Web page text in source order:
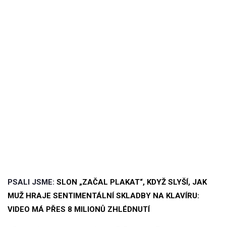
PSALI JSME: SLON „ZAČAL PLAKAT“, KDYŽ SLYŠÍ, JAK
MUŽ HRAJE SENTIMENTÁLNÍ SKLADBY NA KLAVÍRU:
VIDEO MÁ PŘES 8 MILIONŮ ZHLÉDNUTÍ